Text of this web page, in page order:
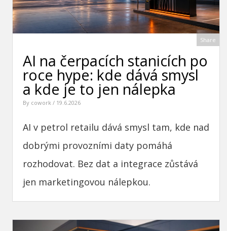
Share
AI na čerpacích stanicích po
roce hype: kde dává smysl
a kde je to jen nálepka
By cowork / 19.6.2026
AI v petrol retailu dává smysl tam, kde nad
dobrými provozními daty pomáhá
rozhodovat. Bez dat a integrace zůstává
jen marketingovou nálepkou.